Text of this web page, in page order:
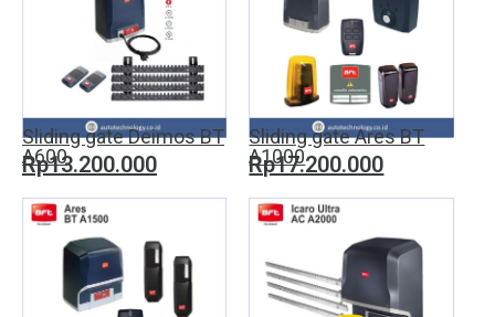
Sliding gate Deimos BT
A600
Rp13.200.000
Sliding gate Ares BT
A1000
Rp17.200.000